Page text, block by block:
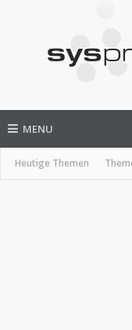
MENU
Heutige Themen